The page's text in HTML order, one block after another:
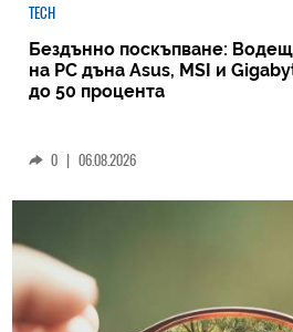
TECH
Бездънно поскъпване:
на РС дъна Asus, MSI и
до 50 процента
0 06.08.2026